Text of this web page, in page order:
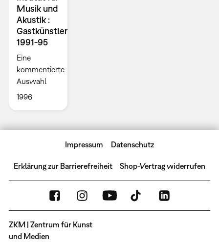
Musik und
Akustik :
Gastkünstler
1991-95
Eine
kommentierte
Auswahl
1996
Impressum Datenschutz
Erklärung zur Barrierefreiheit Shop-Vertrag widerrufen
ZKM | Zentrum für Kunst
und Medien